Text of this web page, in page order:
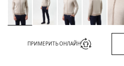
ПРИМЕРИТЬ ОНЛАЙН